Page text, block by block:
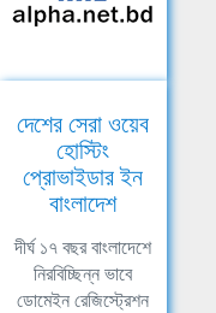
দেশের সেরা ওয়েব
হোস্টিং
প্রোভাইডার ইন
বাংলাদেশ
দীর্ঘ ১৭ বছর বাংলাদেশে
নিরবিচ্ছিন্ন ভাবে
ডোমেইন রেজিস্ট্রেশন